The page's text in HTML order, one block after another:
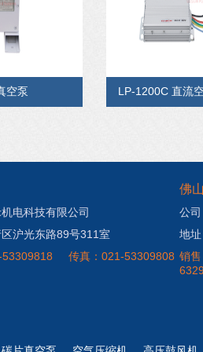
空泵 LP-1200C 直流
电科技有限公司
沪光东路89号311室
传真：021-53309808
佛
公
地
销